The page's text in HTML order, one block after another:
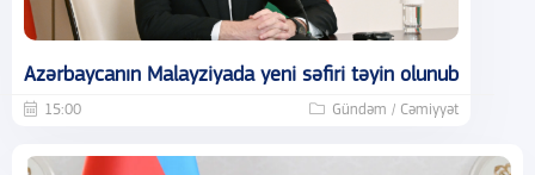
Azərbaycanın Malayziyada yeni səfiri təyin olunub
15:00 Gündəm / Cəmiyyət